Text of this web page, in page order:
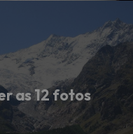
as 12 fotos